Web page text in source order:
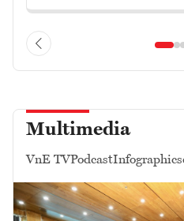
Multimedia
VnE TVPodcastInfographics